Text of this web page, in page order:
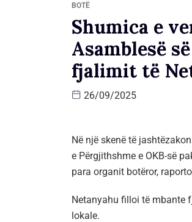
BOTË
Shumica e
Asamblesë
fjalimit të
26/09/2025
Në një skenë të
e Përgjithshme e OKB-së
para organit botëror,
Netanyahu filloi të mbante
lokale.